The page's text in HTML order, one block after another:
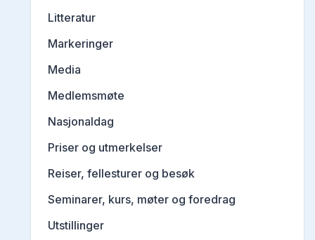
Litteratur
Markeringer
Media
Medlemsmøte
Nasjonaldag
Priser og utmerkelser
Reiser, fellesturer og besøk
Seminarer, kurs, møter og foredrag
Utstillinger